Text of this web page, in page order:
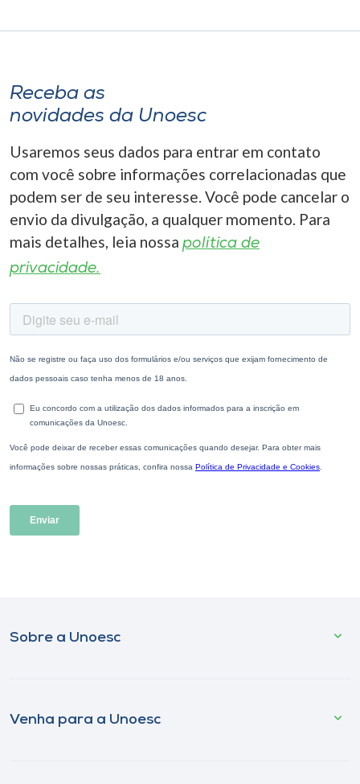
Receba as
novidades da Unoesc
Usaremos seus dados para entrar em contato
com você sobre informações correlacionadas que
podem ser de seu interesse. Você pode cancelar o
envio da divulgação, a qualquer momento. Para
mais detalhes, leia nossa política de
privacidade.
Sobre a Unoesc
Venha para a Unoesc